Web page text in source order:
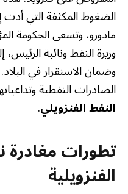
الضغوط المكثفة التي
مادورو، وتسعى الحكومة
وزيرة النفط ونائبة
وضمان الاستقرار في
الصادرات النفطية
النفط الفنزويلي.
تطورات مغادرة
الفنزويلية